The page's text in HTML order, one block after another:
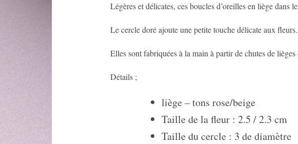
Légères et délicates, ces boucles d’oreilles en liège dans
Le cercle doré ajoute une petite touche délicate aux fleurs.
Elles sont fabriquées à la main à partir de chutes de
Détails ;
liège – tons rose/beige
Taille de la fleur : 2.5 / 2.3 cm
Taille du cercle : 3 de diamètre